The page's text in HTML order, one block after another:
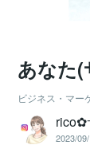
あなた(
ビジネス・マー
rico✿
2023/